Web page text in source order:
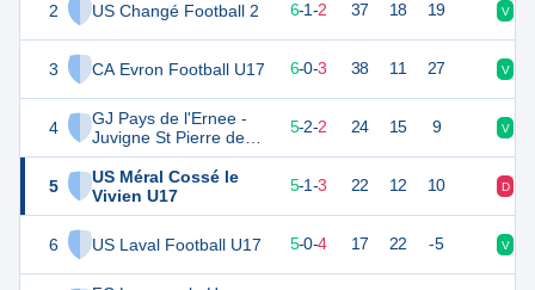
2 US Changé Football 2
3 CA Evron Football U17
4
GJ Pays de l'Ernee -
Juvigne St Pierre des
Landes
5
US Méral Cossé le
Vivien U17
6 US Laval Football U17
19 9 6-1-2 37 18 19 V
18 9 6-0-3 38 11 27 V
17 5-2-2 24 15 9 V
16 5-1-3 22 12 10 D
15 9 5-0-4 17 22 -5 V